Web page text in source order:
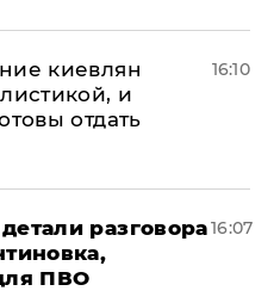
киевлян
и
отдать
16:10
разговора
ПВО
16:07